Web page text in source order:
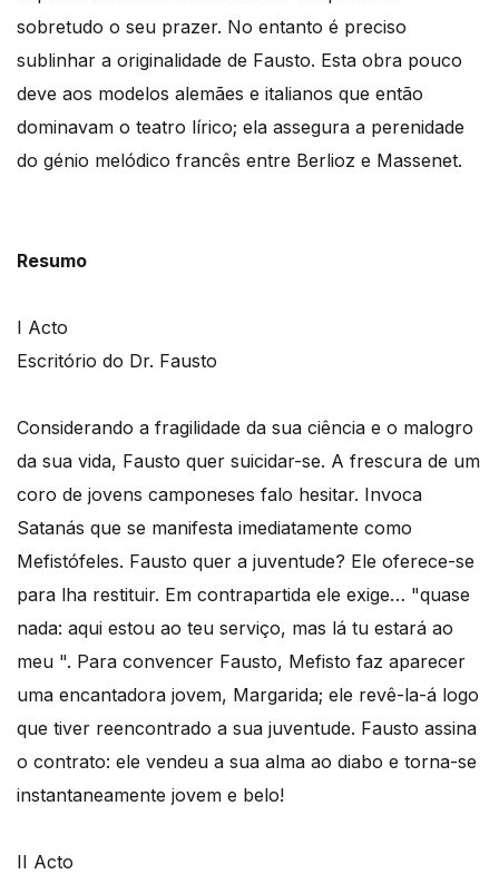
sobretudo o seu prazer. No entanto é preciso
sublinhar a originalidade de Fausto. Esta obra pouco
deve aos modelos alemães e italianos que então
dominavam o teatro lírico; ela assegura a perenidade
do génio melódico francês entre Berlioz e Massenet.
Resumo
I Acto
Escritório do Dr. Fausto
Considerando a fragilidade da sua ciência e o malogro
da sua vida, Fausto quer suicidar-se. A frescura de um
coro de jovens camponeses falo hesitar. Invoca
Satanás que se manifesta imediatamente como
Mefistófeles. Fausto quer a juventude? Ele oferece-se
para lha restituir. Em contrapartida ele exige… "quase
nada: aqui estou ao teu serviço, mas lá tu estará ao
meu ". Para convencer Fausto, Mefisto faz aparecer
uma encantadora jovem, Margarida; ele revê-la-á logo
que tiver reencontrado a sua juventude. Fausto assina
o contrato: ele vendeu a sua alma ao diabo e torna-se
instantaneamente jovem e belo!
II Acto